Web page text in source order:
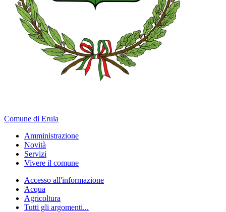
Comune di Erula
Amministrazione
Novità
Servizi
Vivere il comune
Accesso all'informazione
Acqua
Agricoltura
Tutti gli argomenti...